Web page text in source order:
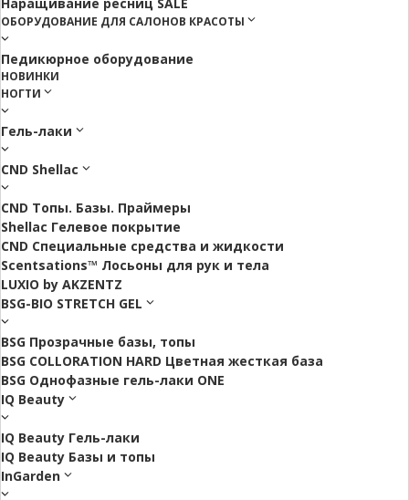
ОБОРУДОВАНИЕ ДЛЯ САЛОНОВ КРАСОТЫ
Педикюрное оборудование
НОВИНКИ
НОГТИ
Гель-лаки
CND Shellac
CND Топы. Базы. Праймеры
Shellac Гелевое покрытие
CND Специальные средства и жидкости
Scentsations™ Лосьоны для рук и тела
LUXIO by AKZENTZ
BSG-BIO STRETCH GEL
BSG Прозрачные базы, топы
BSG COLLORATION HARD Цветная жесткая база
BSG Однофазные гель-лаки ONE
IQ Beauty
IQ Beauty Гель-лаки
IQ Beauty Базы и топы
InGarden